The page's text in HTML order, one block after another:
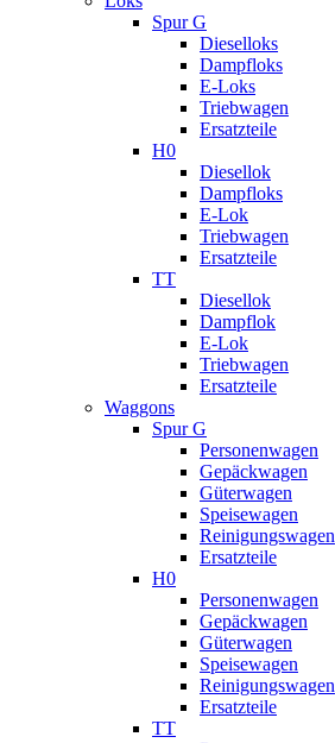
Spur G
Dieselloks
Dampfloks
E-Loks
Triebwagen
Ersatzteile
H0
Diesellok
Dampfloks
E-Lok
Triebwagen
Ersatzteile
TT
Diesellok
Dampflok
E-Lok
Triebwagen
Ersatzteile
Waggons
Spur G
Personenwagen
Gepäckwagen
Güterwagen
Speisewagen
Reinigungswagen
Ersatzteile
H0
Personenwagen
Gepäckwagen
Güterwagen
Speisewagen
Reinigungswagen
Ersatzteile
TT